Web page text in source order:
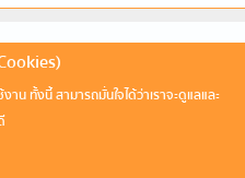
น ทั้งนี้ สามารถมั่นใจได้ว่าเราจะดูแลและ